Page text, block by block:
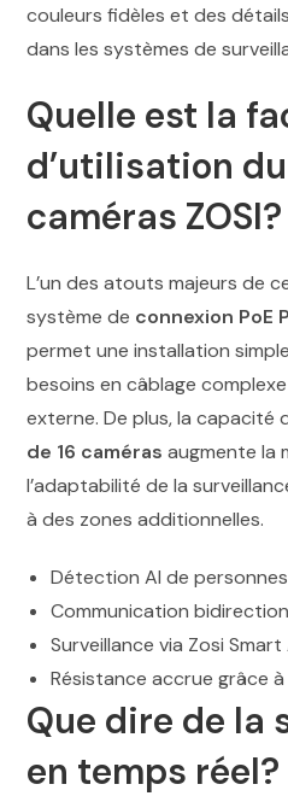
couleurs fidèles et des
dans les systèmes de
Quelle est la
d’utilisation
caméras ZOSI?
L’un des atouts majeurs de
système de connexion PoE
permet une installation
besoins en câblage
externe. De plus, la capacité
de 16 caméras augmente la
l’adaptabilité de la
à des zones additionnelles.
Détection AI de
Communication
Surveillance via Zosi
Résistance accrue grâce
Que dire de la
en temps réel?